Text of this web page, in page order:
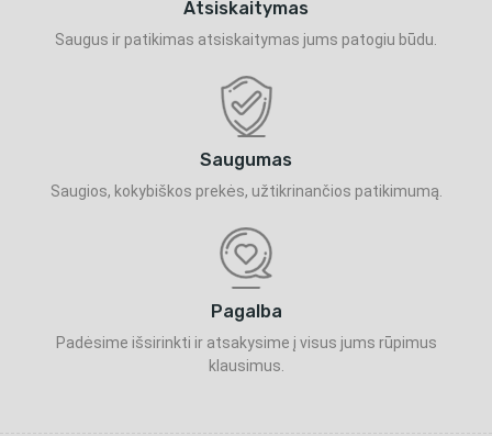
Atsiskaitymas
Saugus ir patikimas atsiskaitymas jums patogiu būdu.
Saugumas
Saugios, kokybiškos prekės, užtikrinančios patikimumą.
Pagalba
Padėsime išsirinkti ir atsakysime į visus jums rūpimus
klausimus.